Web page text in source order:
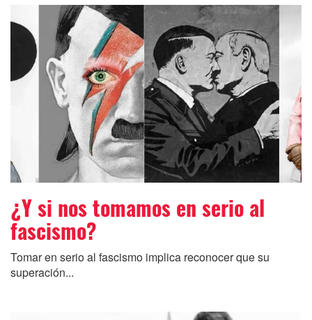
¿Y si nos tomamos en serio al
fascismo?
Tomar en serio al fascismo implica reconocer que su
superación...